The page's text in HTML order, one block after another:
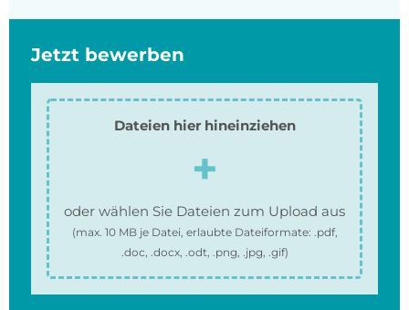
Jetzt bewerben
Dateien hier hineinziehen
oder wählen Sie Dateien zum Upload aus
(max. 10 MBje Datei, erlaubte Dateiformate: .pdf,
.doc, .docx, .odt, .png, .jpg, .gif)